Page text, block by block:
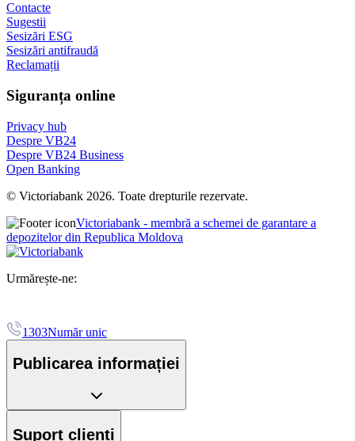
Contacte
Sugestii
Sesizări ESG
Sesizări antifraudă
Reclamații
Siguranța online
Privacy hub
Despre VB24
Despre VB24 Business
Open Banking
© Victoriabank 2026. Toate drepturile rezervate.
Victoriabank - membră a schemei de garantare a
depozitelor din Republica Moldova
Urmărește-ne:
1303Număr unic
Publicarea informației
Suport clienți